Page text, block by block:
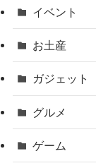
イベント
お土産
ガジェット
グルメ
ゲーム